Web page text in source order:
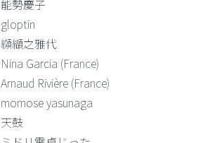
能勢慶子
gloptin
纐纈之雅代
Nina Garcia (France)
Arnaud Rivière (France)
momose yasunaga
天鼓